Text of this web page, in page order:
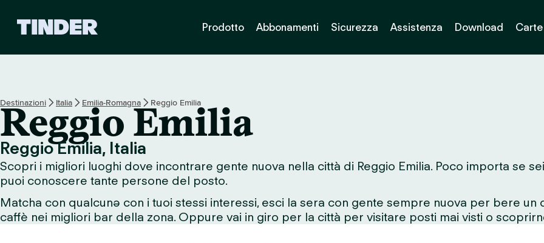
T
n
e
r
Prodotto Abbonamenti Sicurezza Assistenza Download
Destinazioni Italia Emilia-Romagna Reggio Emilia
Reggio Emilia
Reggio Emilia, Italia
Scopri i migliori luoghi dove incontrare gente nuova nella città di Reggio Emilia. Poco importa se
puoi conoscere tante persone del posto.
Matcha con qualcunə con i tuoi stessi interessi, esci la sera con gente sempre nuova per bere
caffè nei migliori bar della zona. Oppure vai in giro per la città per visitare posti mai visti o